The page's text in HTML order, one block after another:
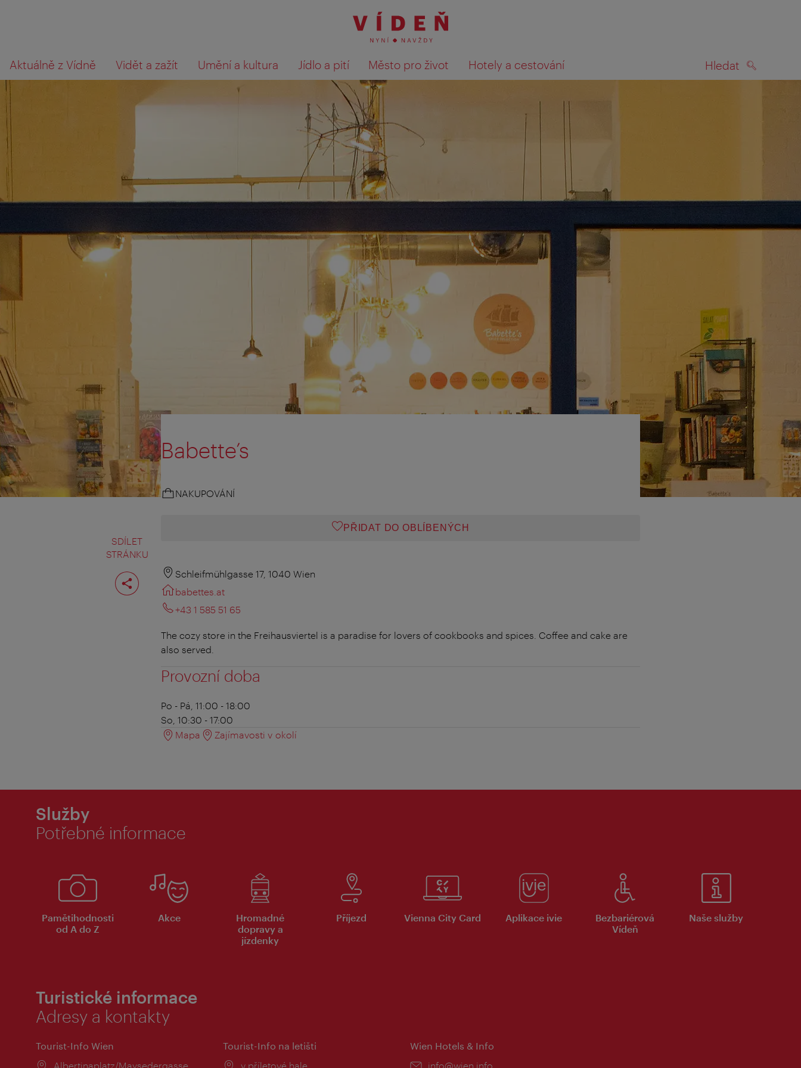
na
procházení
k obsahu
Aktuálně z Vídně Vidět a zažít Umění a kultura Jídlo a pití Město pro život Hotely a cestování Hledat
Co
hledáte?
Výsledky hledání zobrazit na mapě
SDÍLET
STRÁNKU
Rozdělit
stranu
Babette’s
NAKUPOVÁNÍ
PŘIDAT DO OBLÍBENÝCH
Schleifmühlgasse 17, 1040 Wien
babettes.at
+43 1 585 51 65
The cozy store in the Freihausviertel is a paradise for lovers of cookbooks and spices. Coffee and cake are
also served.
Provozní doba
Po - Pá, 11:00 - 18:00
So, 10:30 - 17:00
Mapa
Zajímavosti v okolí
Služby
Potřebné informace
Pamětihodnosti
od A do Z
Akce
Hromadné
dopravy a
jízdenky
Příjezd Vienna City Card Aplikace ivie
Bezbariérová
Vídeň
Naše služby
Turistické informace
Adresy a kontakty
Tourist-Info Wien
Místo:
Albertinaplatz/Maysedergasse
Tourist-Info na letišti
Místo:
v příletové hale
Wien Hotels & Info
E-
info@wien.info